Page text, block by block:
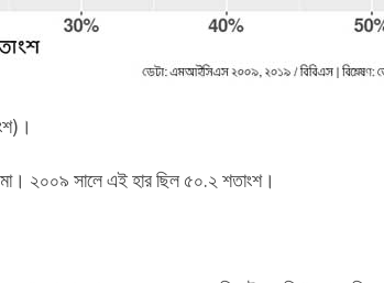
২০০৯ সালে এই হার ছিল ৫০.২ শতাংশ।